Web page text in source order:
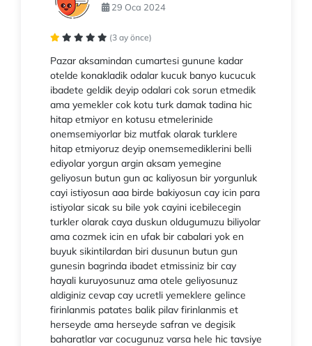
29 Oca 2024
(3 ay önce)
Pazar aksamindan cumartesi gunune kadar
otelde konakladik odalar kucuk banyo kucucuk
ibadete geldik deyip odalari cok sorun etmedik
ama yemekler cok kotu turk damak tadina hic
hitap etmiyor en kotusu etmelerinide
onemsemiyorlar biz mutfak olarak turklere
hitap etmiyoruz deyip onemsemediklerini belli
ediyolar yorgun argin aksam yemegine
geliyosun butun gun ac kaliyosun bir yorgunluk
cayi istiyosun aaa birde bakiyosun cay icin para
istiyolar sicak su bile yok cayini icebilecegin
turkler olarak caya duskun oldugumuzu biliyolar
ama cozmek icin en ufak bir cabalari yok en
buyuk sikintilardan biri dusunun butun gun
gunesin bagrinda ibadet etmissiniz bir cay
hayali kuruyosunuz ama otele geliyosunuz
aldiginiz cevap cay ucretli yemeklere gelince
firinlanmis patates balik pilav firinlanmis et
herseyde ama herseyde safran ve degisik
baharatlar var cocugunuz varsa hele hic tavsiye